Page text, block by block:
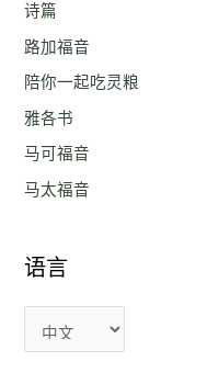
诗篇
路加福音
陪你一起吃灵粮
雅各书
马可福音
马太福音
语言